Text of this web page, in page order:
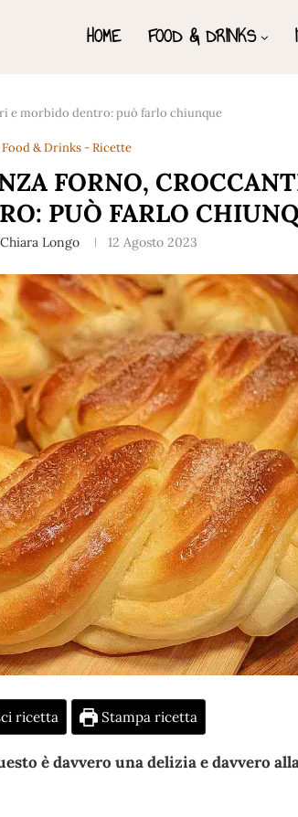
HOME FOOD & DRINKS
e morbido dentro: può farlo chiunque
Food & Drinks - Ricette
FORNO,
PUÒ FARLO
Chiara Longo 12 Agosto 2023
ricetta Stampa ricetta
è davvero una delizia e davvero